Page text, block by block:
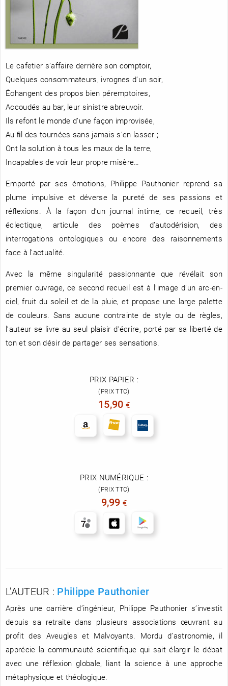
RENCONTRE AVEC…
REVUE DE PRESSE
Le cafetier s’affaire derrière son comptoir,
Quelques consommateurs, ivrognes d’un soir,
Échangent des propos bien péremptoires,
Accoudés au bar, leur sinistre abreuvoir.
Ils refont le monde d’une façon improvisée,
Au ﬁl des tournées sans jamais s’en lasser ;
Ont la solution à tous les maux de la terre,
Incapables de voir leur propre misère…
Emporté par ses émotions, Philippe Pauthonier reprend sa
plume impulsive et déverse la pureté de ses passions et
réﬂexions. À la façon d’un journal intime, ce recueil, très
éclectique, articule des poèmes d’autodérision, des
interrogations ontologiques ou encore des raisonnements
face à l’actualité.
Avec la même singularité passionnante que révélait son
premier ouvrage, ce second recueil est à l’image d’un arc-en-
ciel, fruit du soleil et de la pluie, et propose une large palette
de couleurs. Sans aucune contrainte de style ou de règles,
l’auteur se livre au seul plaisir d’écrire, porté par sa liberté de
ton et son désir de partager ses sensations.
PRIX PAPIER :
(PRIX TTC)
15,90 €
PRIX NUMÉRIQUE :
(PRIX TTC)
9,99 €
L'AUTEUR : Philippe Pauthonier
Après une carrière d’ingénieur, Philippe Pauthonier s’investit
depuis sa retraite dans plusieurs associations œuvrant au
profit des Aveugles et Malvoyants. Mordu d’astronomie, il
apprécie la communauté scientifique qui sait élargir le débat
avec une réflexion globale, liant la science à une approche
métaphysique et théologique.